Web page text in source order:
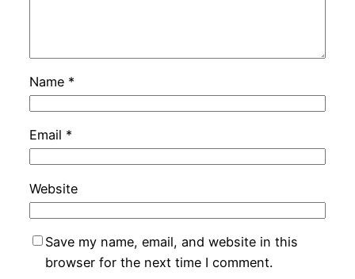
Name *
Email *
Website
Save my name, email, and website in this
browser for the next time I comment.